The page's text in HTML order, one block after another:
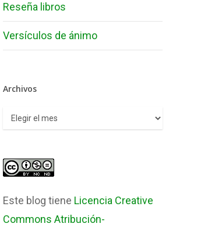
Reseña libros
Versículos de ánimo
Archivos
Archivos
Este blog tiene Licencia Creative
Commons Atribución-